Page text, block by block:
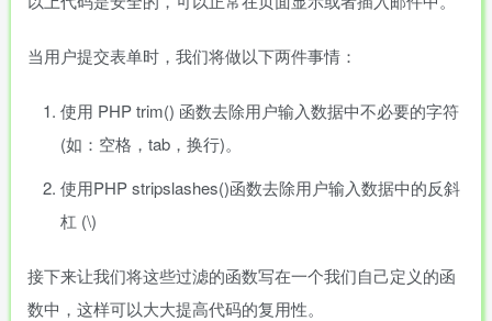
当用户提交表单时，我们将做以下两件事情：
使用 PHP trim() 函数去除用户输入数据中不必要的字符
(如：空格，tab，换行)。
使用PHP stripslashes()函数去除用户输入数据中的反斜
杠 (\)
接下来让我们将这些过滤的函数写在一个我们自己定义的函
数中，这样可以大大提高代码的复用性。